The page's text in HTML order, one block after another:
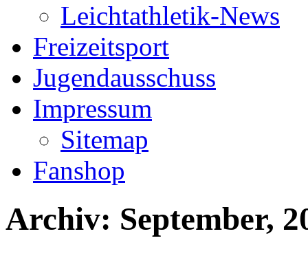
Leichtathletik-News
Freizeitsport
Jugendausschuss
Impressum
Sitemap
Fanshop
Archiv: September,